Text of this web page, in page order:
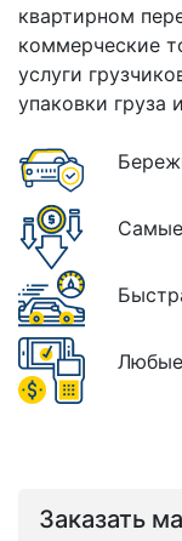
квартирном
коммерческие
услуги
упаковки груза
Заказать